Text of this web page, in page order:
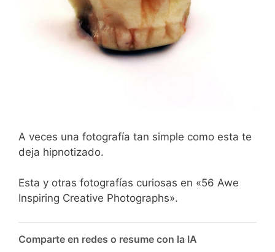
A veces una fotografía tan simple como esta te
deja hipnotizado.
Esta y otras fotografías curiosas en «56 Awe
Inspiring Creative Photographs».
Comparte en redes o resume con la IA